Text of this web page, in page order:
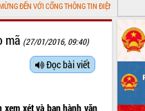
VỚI CỔNG THÔNG TIN ĐIỆN TỬ TỈNH ĐẮK LẮK
mã (27/01/2016, 09:40)
Đọc bài viết
xét và ban hành văn